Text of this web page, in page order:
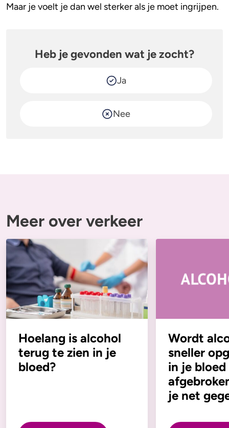
Maar je voelt je dan wel sterker als je moet ingrijpen.
Heb je gevonden wat je zocht?
Ja
Nee
Meer over verkeer
Hoelang is alcohol
terug te zien in je
bloed?
Wordt
sneller
in je
je net